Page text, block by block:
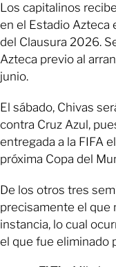
Los capitalinos
en el Estadio Azteca
del Clausura 2026.
Azteca previo al
junio.
El sábado, Chivas
contra Cruz Azul,
entregada a la FIFA
próxima Copa del
De los otros tres
precisamente el que
instancia, lo cual
el que fue eliminado